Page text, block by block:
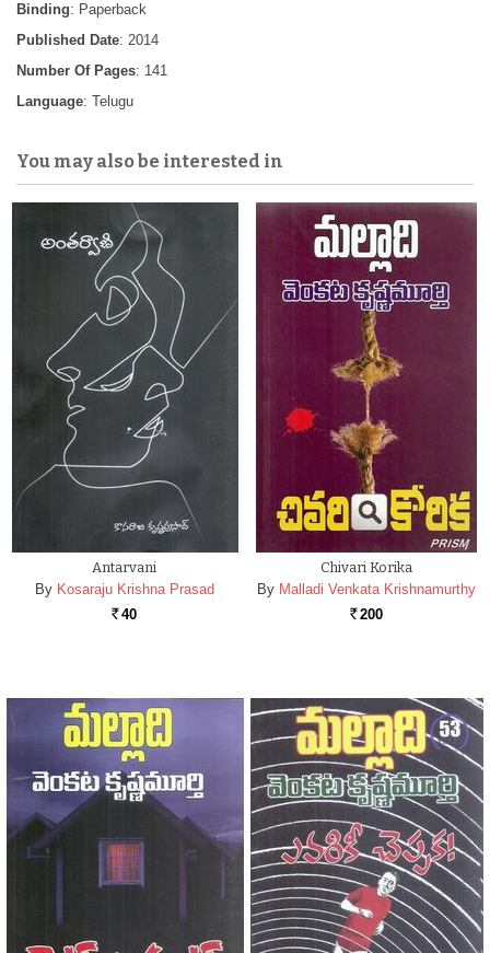
Binding: Paperback
Published Date: 2014
Number Of Pages: 141
Language: Telugu
You may also be interested in
Antarvani
By Kosaraju Krishna Prasad
Rs. 40
Chivari Korika
By Malladi Venkata Krishnamurthy
Rs. 200